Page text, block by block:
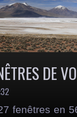
DE
fenêtres en